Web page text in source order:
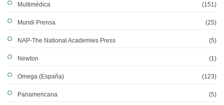
Multimédica (151)
Mundi Prensa (25)
NAP-The National Academies Press (5)
Newton (1)
Omega (España) (123)
Panamericana (5)